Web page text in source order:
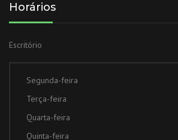
Horários
Escritório
Segunda-feira
Terça-feira
Quarta-feira
Quinta-feira